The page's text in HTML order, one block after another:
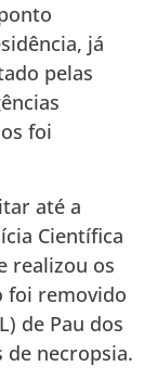
já
pelas
foi
até a
Científica
realizou os
foi removido
de Pau dos
de necropsia.